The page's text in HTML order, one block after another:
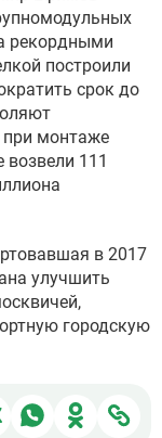
рекордными
построили
срок до
при монтаже
111
в 2017
улучшить
городскую
Поделиться
в
Поделиться